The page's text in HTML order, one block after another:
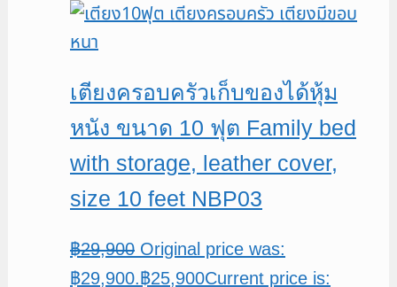
เตียงครอบครัวเก็บของได้หุ้ม
หนัง ขนาด 10 ฟุต Family bed
with storage, leather cover,
size 10 feet NBP03
฿29,900 Original price was:
฿29,900.฿25,900Current price is: